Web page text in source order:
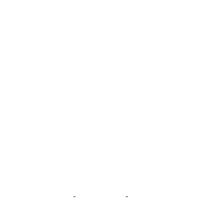
- -